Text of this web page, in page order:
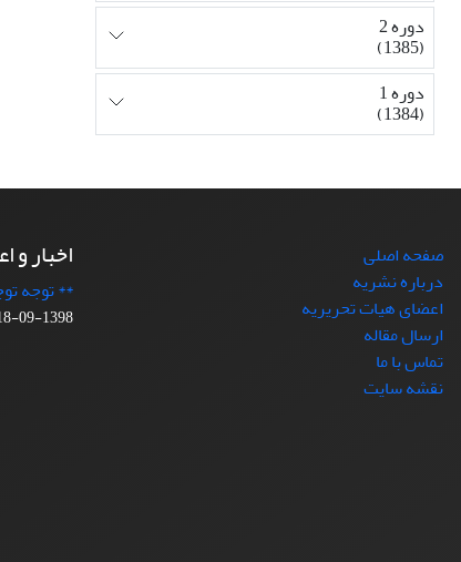
دوره 2
(1385)
دوره 1
(1384)
صفحه اصلی
درباره نشریه
اعضای هیات تحریریه
ارسال مقاله
تماس با ما
نقشه سایت
اخبار و
** توجه
1398-09-18